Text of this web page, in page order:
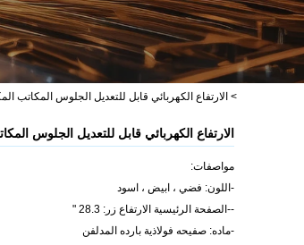
> الارتفاع الكهربائي قابل للتعديل الجلوس المكاتب
الارتفاع الكهربائي قابل للتعديل الجلوس
مواصفات:
-اللون: فضي ، ابيض ، اسود
--الصفحة الرئيسية الارتفاع زر: 28.3 "
-ماده: صفيحه فولاذية بارده المدلفن